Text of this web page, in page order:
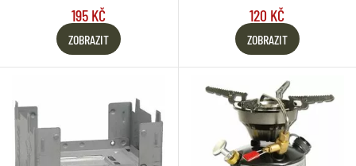
195 KČ
ZOBRAZIT
120 KČ
ZOBRAZIT